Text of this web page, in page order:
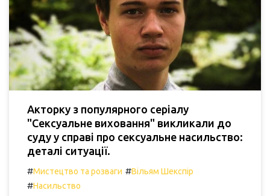
Акторку з популярного серіалу
"Сексуальне виховання" викликали до
суду у справі про сексуальне насильство:
деталі ситуації.
#Мистецтво та розваги #Вільям Шекспір
#Насильство